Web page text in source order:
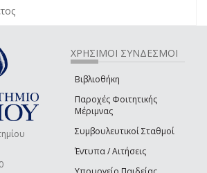
έτος filter
ΧΡΗΣΙΜΟΙ ΣΥΝΔΕΣΜΟΙ
Βιβλιοθήκη
Παροχές Φοιτητικής
Μέριμνας
Συμβουλευτικοί Σταθμοί
Έντυπα / Αιτήσεις